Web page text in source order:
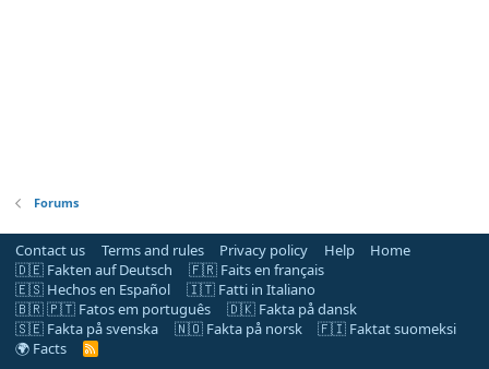
Forums
Contact us Terms and rules Privacy policy Help
Home
🇩🇪 Fakten auf Deutsch
🇫🇷 Faits en français
🇪🇸 Hechos en Español
🇮🇹 Fatti in Italiano
🇧🇷 🇵🇹 Fatos em português
🇩🇰 Fakta på dansk
🇸🇪 Fakta på svenska
🇳🇴 Fakta på norsk
🇫🇮 Faktat suomeksi
🌍 Facts
R